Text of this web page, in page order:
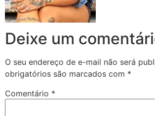
Deixe um
O seu endereço de e-mail não será
obrigatórios são marcados com *
Comentário *